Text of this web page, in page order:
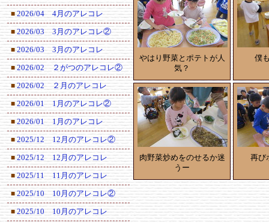
■ 2026/04 4月のアレコレ
■ 2026/03 3月のアレコレ②
■ 2026/03 3月のアレコレ
■ 2026/02 ２がつのアレコレ②
■ 2026/02 ２月のアレコレ
■ 2026/01 1月のアレコレ②
■ 2026/01 1月のアレコレ
■ 2025/12 12月のアレコレ②
■ 2025/12 12月のアレコレ
■ 2025/11 11月のアレコレ
■ 2025/10 10月のアレコレ②
■ 2025/10 10月のアレコレ
やはり野菜とポテトが人
気？
僕
肉野菜炒めをのせるか迷
うー
再び